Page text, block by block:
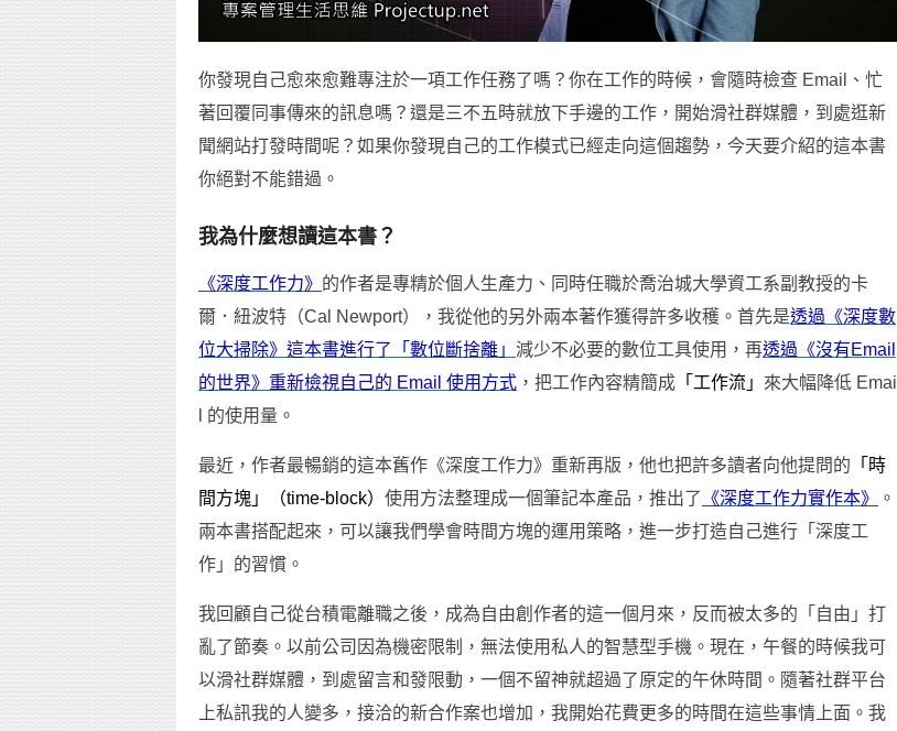
你發現自己愈來愈難專注於一項工作任務了嗎？你在工作的時候，會隨時檢查 Email、忙
著回覆同事傳來的訊息嗎？還是三不五時就放下手邊的工作，開始滑社群媒體，到處逛新
聞網站打發時間呢？如果你發現自己的工作模式已經走向這個趨勢，今天要介紹的這本書
你絕對不能錯過。
我為什麼想讀這本書？
《深度工作力》 的作者是專精於個人生產力、同時任職於喬治城大學資工系副教授的卡
爾．紐波特（Cal Newport），我從他的另外兩本著作獲得許多收穫。首先是透過《深度數
位大掃除》這本書進行了「數位斷捨離」 減少不必要的數位工具使用，再透過《沒有Email
的世界》重新檢視自己的 Email 使用方式 ，把工作內容精簡成 「工作流」 來大幅降低 Emai
l 的使用量。
最近，作者最暢銷的這本舊作《深度工作力》重新再版，他也把許多讀者向他提問的 「時
間方塊」（time-block） 使用方法整理成一個筆記本產品，推出了 《深度工作力實作本》
。
兩本書搭配起來，可以讓我們學會時間方塊的運用策略，進一步打造自己進行「深度工
作」的習慣。
我回顧自己從台積電離職之後，成為自由創作者的這一個月來，反而被太多的「自由」打
亂了節奏。以前公司因為機密限制，無法使用私人的智慧型手機。現在，午餐的時候我可
以滑社群媒體，到處留言和發限動，一個不留神就超過了原定的午休時間。隨著社群平台
上私訊我的人變多，接洽的新合作案也增加，我開始花費更多的時間在這些事情上面。我